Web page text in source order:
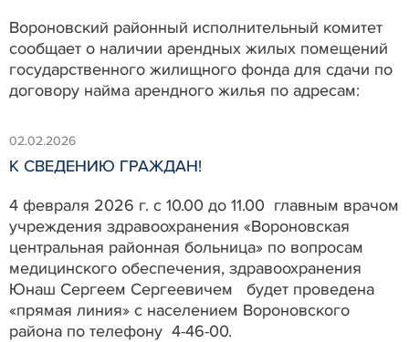
Вороновский районный исполнительный комитет
сообщает о наличии арендных жилых помещений
государственного жилищного фонда для сдачи по
договору найма арендного жилья по адресам:
02.02.2026
К СВЕДЕНИЮ ГРАЖДАН!
4 февраля 2026 г. с 10.00 до 11.00 главным врачом
учреждения здравоохранения «Вороновская
центральная районная больница» по вопросам
медицинского обеспечения, здравоохранения
Юнаш Сергеем Сергеевичем будет проведена
«прямая линия» с населением Вороновского
района по телефону 4-46-00.